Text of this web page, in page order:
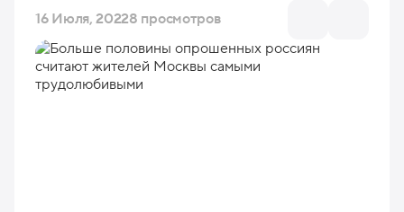
16 Июля, 20228 просмотров